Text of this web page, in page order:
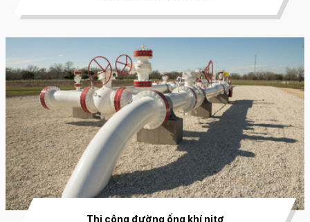
Thi công đường ống khí nitơ